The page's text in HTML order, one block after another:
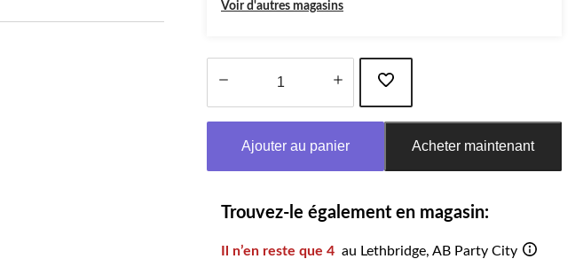
Voir d'autres magasins
Ajouter au panier Acheter maintenant
Trouvez-le également en magasin:
Il n’en reste que 4 au Lethbridge, AB Party City